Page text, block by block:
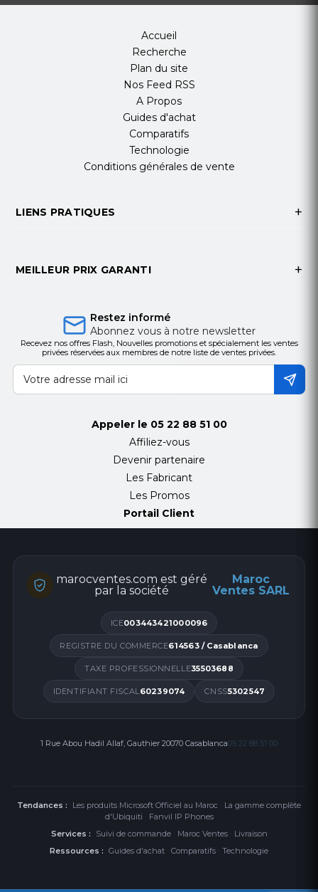
Accueil
Recherche
Plan du site
Nos Feed RSS
A Propos
Guides d'achat
Comparatifs
Technologie
Conditions générales de vente
LIENS PRATIQUES
MEILLEUR PRIX GARANTI
Restez informé
Abonnez vous à notre newsletter
Recevez nos offres Flash, Nouvelles promotions et spécialement les ventes
privées réservées aux membres de notre liste de ventes privées.
Appeler le 05 22 88 51 00
Affiliez-vous
Devenir partenaire
Les Fabricant
Les Promos
Portail Client
marocventes.com est géré
par la société
Maroc
Ventes SARL
ICE003443421000096
REGISTRE DU COMMERCE614563 / Casablanca
TAXE PROFESSIONNELLE35503688
IDENTIFIANT FISCAL 60239074 CNSS5302547
1 Rue Abou Hadil Allaf, Gauthier 20070 Casablanca05 22 88 51 00
Tendances : Les produits Microsoft Officiel au Maroc · La gamme complète
d'Ubiquiti · Fanvil IP Phones
Services :
Suivi de commande· Maroc Ventes· Livraison
Ressources : Guides d'achat · Comparatifs · Technologie